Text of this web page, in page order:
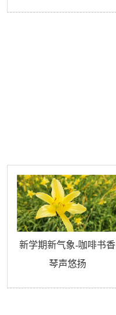
新学期新气象-咖啡书香
琴声悠扬